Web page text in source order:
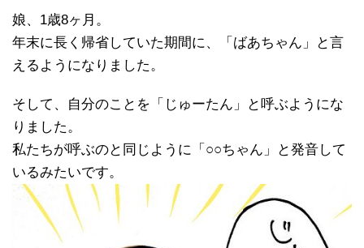
娘、1歳8ヶ月。
年末に長く帰省していた期間に、「ばあちゃん」と言
えるようになりました。
そして、自分のことを「じゅーたん」と呼ぶようにな
りました。
私たちが呼ぶのと同じように「○○ちゃん」と発音して
いるみたいです。